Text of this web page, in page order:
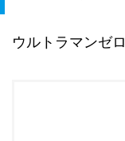
ウルトラマンゼロ